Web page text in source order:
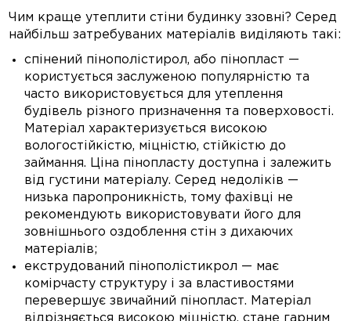
Чим краще утеплити стіни будинку ззовні? Серед
найбільш затребуваних матеріалів виділяють такі:
спінений пінополістирол, або пінопласт —
користується заслуженою популярністю та
часто використовується для утеплення
будівель різного призначення та поверховості.
Матеріал характеризується високою
вологостійкістю, міцністю, стійкістю до
займання. Ціна пінопласту доступна і залежить
від густини матеріалу. Серед недоліків —
низька паропроникність, тому фахівці не
рекомендують використовувати його для
зовнішнього оздоблення стін з дихаючих
матеріалів;
екструдований пінополістикрол — має
комірчасту структуру і за властивостями
перевершує звичайний пінопласт. Матеріал
відрізняється високою міцністю, стане гарним